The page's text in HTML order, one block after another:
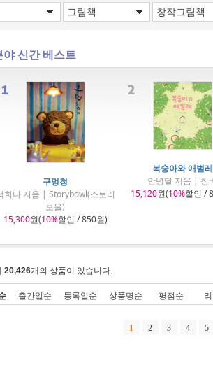
북토크 아주 특별한 라면 가게 "심심해.
야 신간 베스트
구멍청
희나 지음 | Storybowl(스토리
보울)
15,300원(10%할인 / 850원)
복숭아와 애벌레
안녕달 지음 | 창
15,120원(10%할인 /
20,426개의 상품이 있습니다.
출간일순 등록일순 상품명순 평점순
1 2 3 4 5